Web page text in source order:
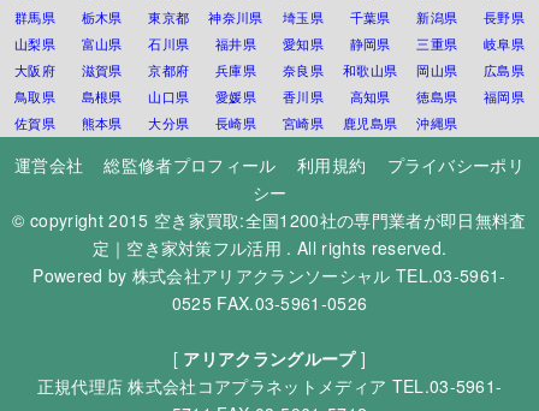
群馬県
栃木県 東京都 神奈川県 埼玉県 千葉県 新潟県
長野県
山梨県
富山県 石川県 福井県 愛知県 静岡県 三重県
岐阜県
大阪府
滋賀県 京都府 兵庫県 奈良県 和歌山県 岡山県
広島県
鳥取県
島根県 山口県 愛媛県 香川県 高知県 徳島県
福岡県
佐賀県
熊本県 大分県 長崎県 宮崎県 鹿児島県 沖縄県
運営会社 総監修者プロフィール 利用規約
プライバシーポリ
シー
© copyright 2015 空き家買取:全国1200社の専門業者が即日無料査
定｜空き家対策フル活用 . All rights reserved.
Powered by 株式会社アリアクランソーシャル TEL.03-5961-
0525 FAX.03-5961-0526
[ アリアクラングループ]
正規代理店株式会社コアプラネットメディア TEL.03-5961-